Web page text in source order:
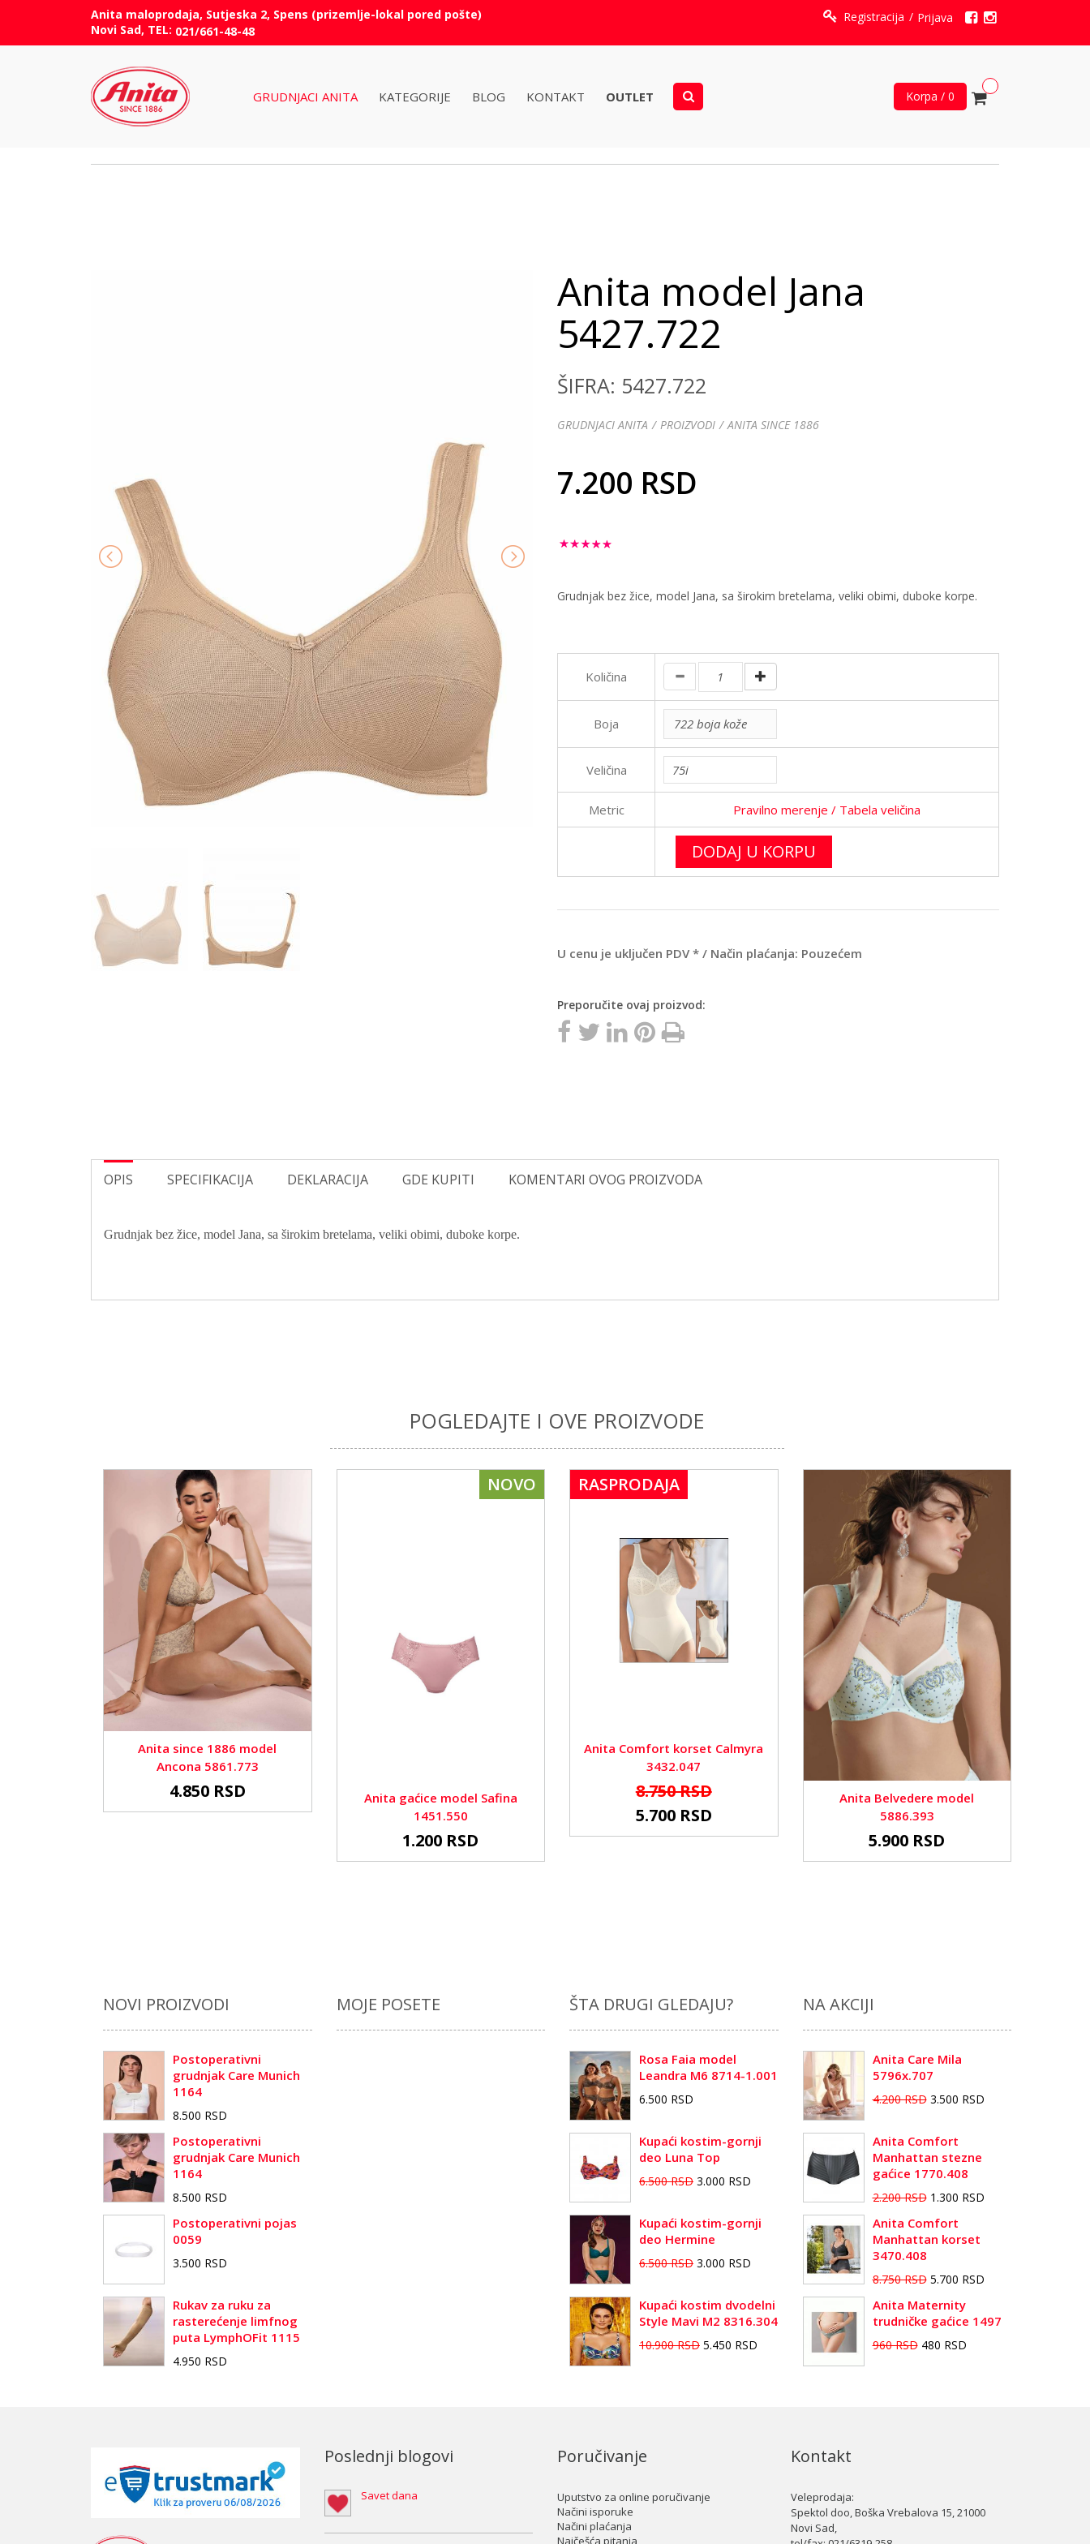
Anita maloprodaja, Sutjeska 2, Spens (prizemlje-lokal pored pošte)
Novi Sad, TEL: 021/661-48-48
Registracija Prijava
GRUDNJACI ANITA KATEGORIJE BLOG KONTAKT OUTLET Korpa / 0
Anita model Jana
5427.722
ŠIFRA: 5427.722
GRUDNJACI ANITA PROIZVODI ANITA SINCE 1886
7.200 RSD
Grudnjak bez žice, model Jana, sa širokim bretelama, veliki obimi, duboke korpe.
Količina
Boja
Veličina
Metric Pravilno merenje / Tabela veličina
DODAJ U KORPU
U cenu je uključen PDV * / Način plaćanja: Pouzećem
Preporučite ovaj proizvod:
OPIS SPECIFIKACIJA DEKLARACIJA GDE KUPITI KOMENTARI OVOG PROIZVODA
Grudnjak bez žice, model Jana, sa širokim bretelama, veliki obimi, duboke korpe.
POGLEDAJTE I OVE PROIZVODE
Anita since 1886 model
Ancona 5861.773
4.850 RSD
NOVO
Anita gaćice model Safina
1451.550
1.200 RSD
RASPRODAJA
Anita Comfort korset Calmyra
3432.047
8.750 RSD
5.700 RSD
Anita Belvedere model
5886.393
5.900 RSD
NOVI PROIZVODI
Postoperativni
grudnjak Care Munich
1164
8.500 RSD
Postoperativni
grudnjak Care Munich
1164
8.500 RSD
Postoperativni pojas
0059
3.500 RSD
Rukav za ruku za
rasterećenje limfnog
puta LymphOFit 1115
4.950 RSD
MOJE POSETE ŠTA DRUGI GLEDAJU?
Rosa Faia model
Leandra M6 8714-1.001
6.500 RSD
Kupaći kostim-gornji
deo Luna Top
6.500 RSD 3.000 RSD
Kupaći kostim-gornji
deo Hermine
6.500 RSD 3.000 RSD
Kupaći kostim dvodelni
Style Mavi M2 8316.304
10.900 RSD 5.450 RSD
NA AKCIJI
Anita Care Mila
5796x.707
4.200 RSD 3.500 RSD
Anita Comfort
Manhattan stezne
gaćice 1770.408
2.200 RSD 1.300 RSD
Anita Comfort
Manhattan korset
3470.408
8.750 RSD 5.700 RSD
Anita Maternity
trudničke gaćice 1497
960 RSD 480 RSD
Poslednji blogovi
Savet dana
Poručivanje
Uputstvo za online poručivanje
Načini isporuke
Načini plaćanja
Najčešća pitanja
Kontakt
Veleprodaja:
Spektol doo, Boška Vrebalova 15, 21000
Novi Sad,